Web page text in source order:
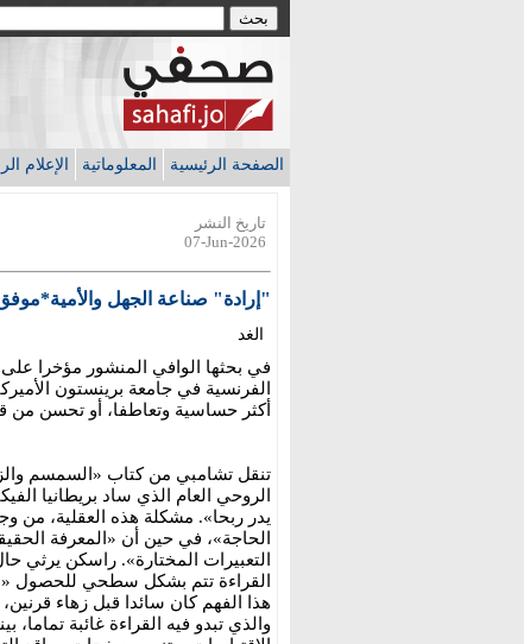
الصفحة الرئيسية المعلوماتية الإعلام
تاريخ النشر
07-Jun-2026
"إرادة" صناعة الجهل
الغد
في بحثها الوافي المنشور مؤخرا
الفرنسية في جامعة برينستون
أكثر حساسية وتعاطفا، أو تحسن من
الروحي العام الذي ساد بريطانيا
يدر ربحا». مشكلة هذه العقلية، من
الحاجة»، في حين أن «المعرفة
التعبيرات المختارة». راسكن يرثي
القراءة تتم بشكل سطحي للحصول
هذا الفهم كان سائدا قبل زهاء
والذي تبدو فيه القراءة غائبة